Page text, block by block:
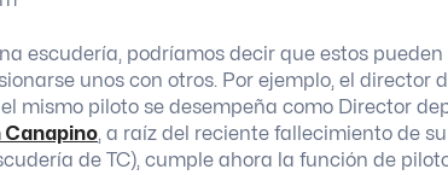
escudería, podríamos decir que estos pueden
unos con otros. Por ejemplo, el director
mismo piloto se desempeña como Director
Canapino, a raíz del reciente fallecimiento de
de TC), cumple ahora la función de